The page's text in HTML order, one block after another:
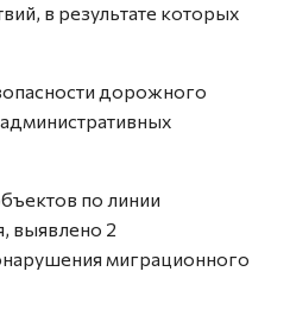
в результате которых
дорожного
по линии
выявлено 2
миграционного